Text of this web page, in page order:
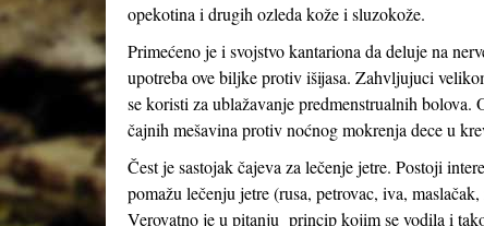
opekotina i drugih ozleda kože i sluzokože.
Primećeno je i svojstvo kantariona da deluje na
upotreba ove biljke protiv išijasa. Zahvljujuci
se koristi za ublažavanje predmenstrualnih bolova.
čajnih mešavina protiv noćnog mokrenja dece u
Čest je sastojak čajeva za lečenje jetre. Postoji
pomažu lečenju jetre (rusa, petrovac, iva,
Verovatno je u pitanju princip kojim se vodila i